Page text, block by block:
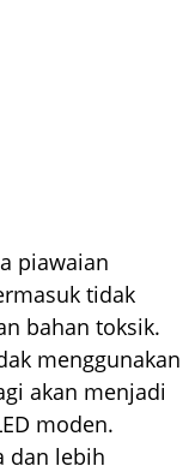
piawaian
tidak
bahan toksik.
menggunakan
akan menjadi
moden.
dan lebih